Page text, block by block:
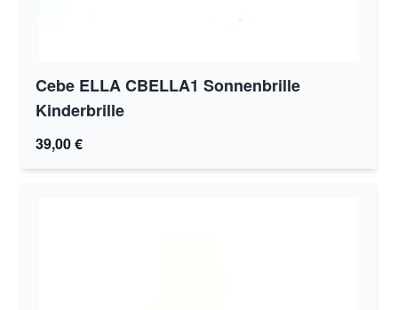
Cebe ELLA CBELLA1 Sonnenbrille
Kinderbrille
39,00 €